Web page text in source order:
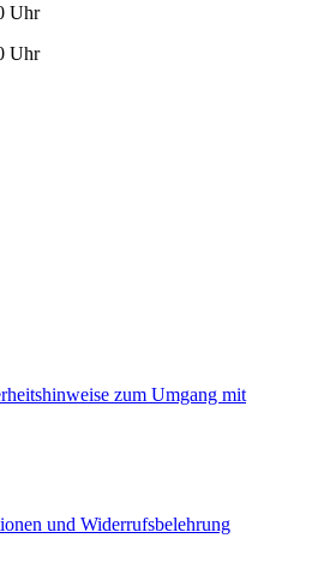
Uhr
zum Umgang mit
und Widerrufsbelehrung